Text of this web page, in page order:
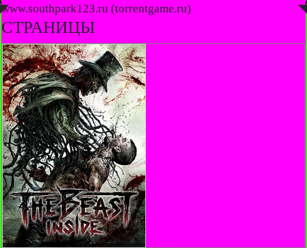
www.southpark123.ru (torrentgame.ru)
◤ ◥
СТРАНИЦЫ